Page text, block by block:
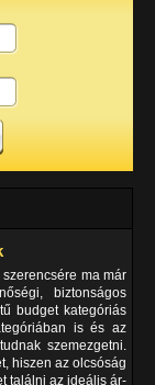
ma már
biztonságos
budget kategóriás
is és az
szemezgetni.
hiszen az olcsóság
találni az ideális ár-